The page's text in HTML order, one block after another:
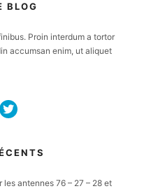
BLOG
Proin interdum a tortor
accumsan enim, ut aliquet
antennes 76 – 27 – 28 et